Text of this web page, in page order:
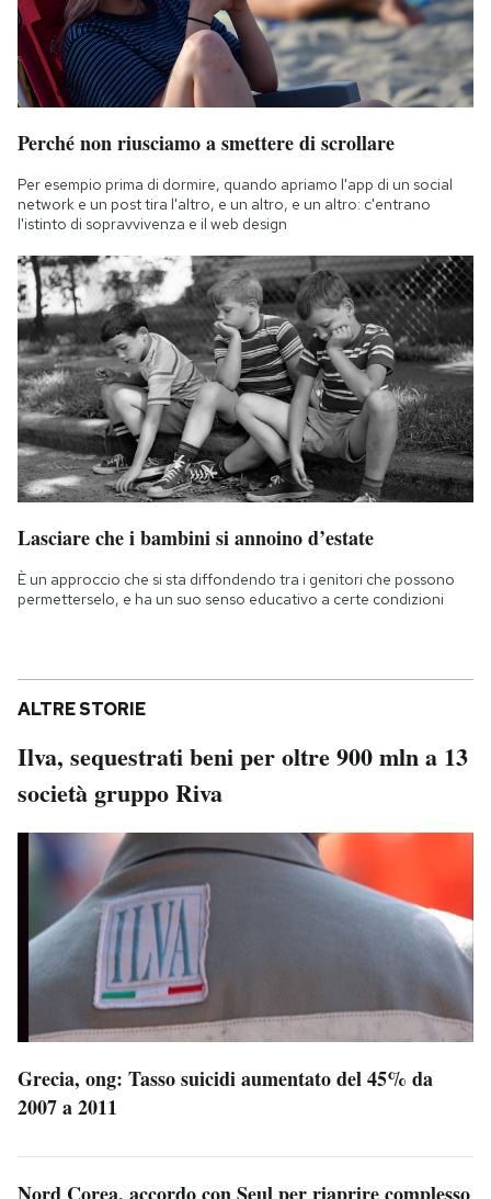
Perché non riusciamo a smettere di scrollare
Per esempio prima di dormire, quando apriamo l'app di un social
network e un post tira l'altro, e un altro, e un altro: c'entrano
l'istinto di sopravvivenza e il web design
Lasciare che i bambini si annoino d’estate
È un approccio che si sta diffondendo tra i genitori che possono
permetterselo, e ha un suo senso educativo a certe condizioni
ALTRE STORIE
Ilva, sequestrati beni per oltre 900 mln a 13
società gruppo Riva
Grecia, ong: Tasso suicidi aumentato del 45% da
2007 a 2011